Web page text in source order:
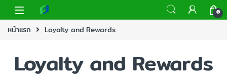
0
หน้าแรก Loyalty and Rewards
Loyalty and Rewards